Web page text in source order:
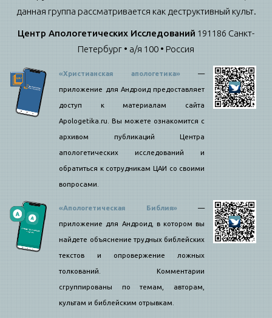
данная группа рассматривается как деструктивный культ.
Центр Апологетических Исследований 191186 Санкт-
Петербург • а/я 100 • Россия
«Христианская апологетика»—
приложение для Андроид предоставляет
доступ к материалам сайта
Apologetika.ru. Вы можете ознакомится с
архивом публикаций Центра
апологетических исследований и
обратиться к сотрудникам ЦАИ со своими
вопросами.
«Апологетическая Библия»—
приложение для Андроид, в котором вы
найдете объяснение трудных библейских
текстов и опровержение ложных
толкований. Комментарии
сгруппированы по темам, авторам,
культам и библейским отрывкам.